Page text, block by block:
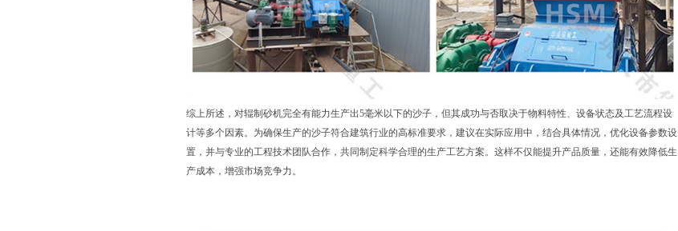
综上所述，对辊制砂机完全有能力生产出5毫米以下的沙子，但其成功与否取决于物料特性、设备状态及工艺流程设
计等多个因素。为确保生产的沙子符合建筑行业的高标准要求，建议在实际应用中，结合具体情况，优化设备参数设
置，并与专业的工程技术团队合作，共同制定科学合理的生产工艺方案。这样不仅能提升产品质量，还能有效降低生
产成本，增强市场竞争力。